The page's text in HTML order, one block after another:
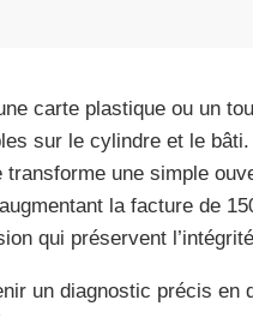
carte plastique ou un
sur le cylindre et le
une simple
la facture de
qui préservent
un diagnostic précis en